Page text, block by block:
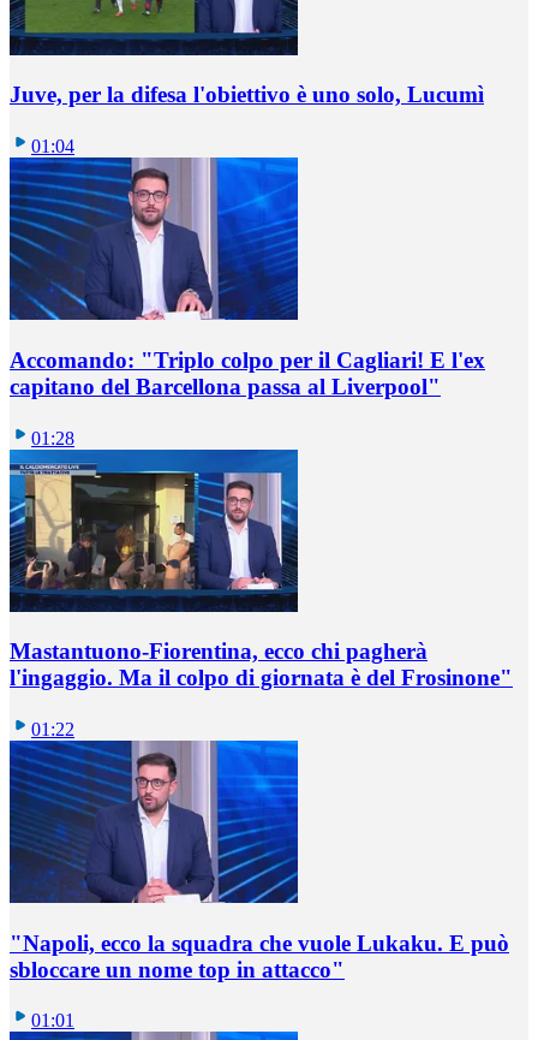
Juve, per la difesa l'obiettivo è uno solo, Lucumì
01:04
Accomando: "Triplo colpo per il Cagliari! E l'ex
capitano del Barcellona passa al Liverpool"
01:28
Mastantuono-Fiorentina, ecco chi pagherà
l'ingaggio. Ma il colpo di giornata è del Frosinone"
01:22
"Napoli, ecco la squadra che vuole Lukaku. E può
sbloccare un nome top in attacco"
01:01